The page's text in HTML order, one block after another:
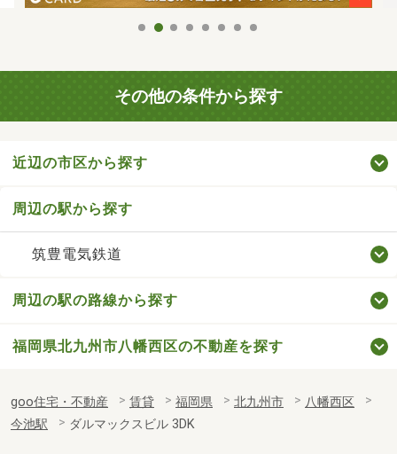
その他の条件から探す
近辺の市区から探す
周辺の駅から探す
筑豊電気鉄道
周辺の駅の路線から探す
福岡県北九州市八幡西区の不動産を探す
goo住宅・不動産 賃貸 福岡県 北九州市
八幡西区
今池駅
ダルマックスビル 3DK